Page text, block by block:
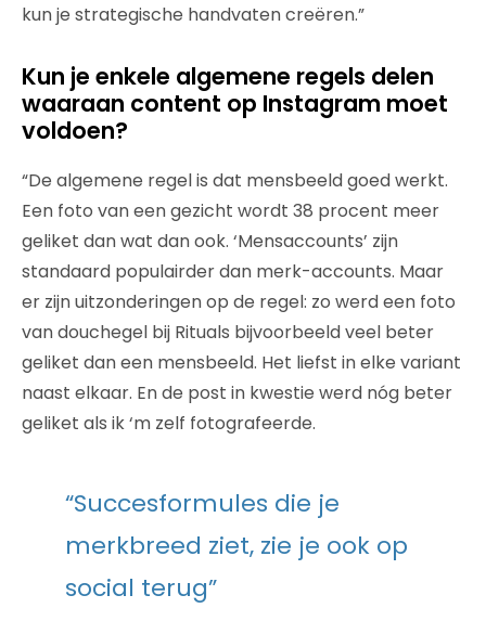
kun je strategische handvaten creëren.”
Kun je enkele algemene regels delen
waaraan content op Instagram moet
voldoen?
“De algemene regel is dat mensbeeld goed werkt.
Een foto van een gezicht wordt 38 procent meer
geliket dan wat dan ook. ‘Mensaccounts’ zijn
standaard populairder dan merk-accounts. Maar
er zijn uitzonderingen op de regel: zo werd een foto
van douchegel bij Rituals bijvoorbeeld veel beter
geliket dan een mensbeeld. Het liefst in elke variant
naast elkaar. En de post in kwestie werd nóg beter
geliket als ik ‘m zelf fotografeerde.
“Succesformules die je
merkbreed ziet, zie je ook op
social terug”